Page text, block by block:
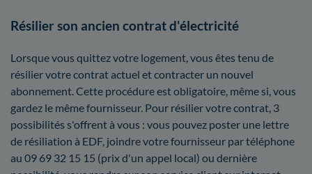
Résilier son ancien contrat d'électricité
Lorsque vous quittez votre logement, vous êtes tenu de
résilier votre contrat actuel et contracter un nouvel
abonnement. Cette procédure est obligatoire, même si, vous
gardez le même fournisseur. Pour résilier votre contrat, 3
possibilités s'offrent à vous : vous pouvez poster une lettre
de résiliation à EDF, joindre votre fournisseur par téléphone
au 09 69 32 15 15 (prix d'un appel local) ou dernière